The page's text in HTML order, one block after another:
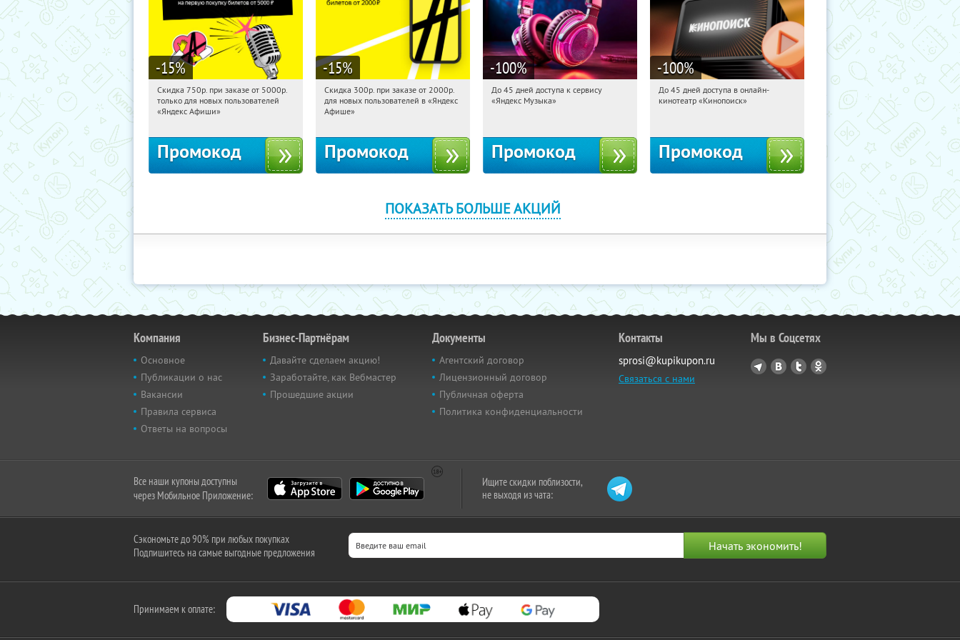
-15%
10:39:16 Получили:114
Россия
Скидка 750р. при заказе от 5000р.
только для новых пользователей
«Яндекс Афиши»
Промокод
-15%
10:39:16 Получили:65
Россия
Скидка 300р. при заказе от 2000р.
для новых пользователей в «Яндекс
Афише»
Промокод
-100%
10:39:16 Получили:
До 45 дней доступа к сервису
«Яндекс Музыка»
Промокод
-100%
10:39:16 Получили:
До 45 дней доступа в онлайн-
кинотеатр «Кинопоиск»
Промокод
ПОКАЗАТЬ БОЛЬШЕ АКЦИЙ
Компания
Основное
Публикации о нас
Вакансии
Правила сервиса
Ответы на вопросы
Бизнес-Партнёрам
Давайте сделаем акцию!
Заработайте, как Вебмастер
Прошедшие акции
Документы
Агентский договор
Лицензионный договор
Публичная оферта
Политика конфиденциальности
Контакты
sprosi@kupikupon.ru
Связаться с нами
Мы в Соцсетях
Все наши купоны доступны
через Мобильное Приложение:
Ищите скидки поблизости,
не выходя из чата:
Сэкономьте до 90% при любых покупках
Подпишитесь на самые выгодные предложения
Принимаем к оплате: